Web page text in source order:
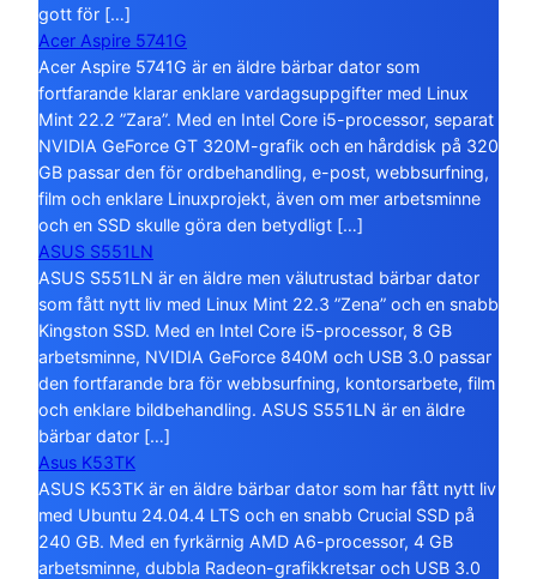
gott för […]
Acer Aspire 5741G
Acer Aspire 5741G är en äldre bärbar dator som
fortfarande klarar enklare vardagsuppgifter med Linux
Mint 22.2 ”Zara”. Med en Intel Core i5-processor, separat
NVIDIA GeForce GT 320M-grafik och en hårddisk på 320
GB passar den för ordbehandling, e-post, webbsurfning,
film och enklare Linuxprojekt, även om mer arbetsminne
och en SSD skulle göra den betydligt […]
ASUS S551LN
ASUS S551LN är en äldre men välutrustad bärbar dator
som fått nytt liv med Linux Mint 22.3 ”Zena” och en snabb
Kingston SSD. Med en Intel Core i5-processor, 8 GB
arbetsminne, NVIDIA GeForce 840M och USB 3.0 passar
den fortfarande bra för webbsurfning, kontorsarbete, film
och enklare bildbehandling. ASUS S551LN är en äldre
bärbar dator […]
Asus K53TK
ASUS K53TK är en äldre bärbar dator som har fått nytt liv
med Ubuntu 24.04.4 LTS och en snabb Crucial SSD på
240 GB. Med en fyrkärnig AMD A6-processor, 4 GB
arbetsminne, dubbla Radeon-grafikkretsar och USB 3.0